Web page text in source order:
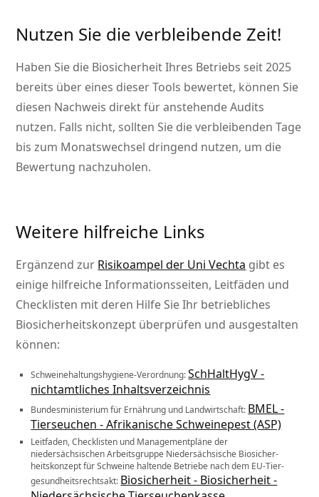
Nutzen Sie die verbleibende Zeit!
Haben Sie die Biosicherheit Ihres Betriebs seit 2025
bereits über eines dieser Tools bewertet, können Sie
diesen Nachweis direkt für anstehende Audits
nutzen. Falls nicht, sollten Sie die verbleibenden Tage
bis zum Monatswechsel dringend nutzen, um die
Bewertung nachzuholen.
Weitere hilfreiche Links
Ergänzend zur Risikoampel der Uni Vechta gibt es
einige hilfreiche Informationsseiten, Leitfäden und
Checklisten mit deren Hilfe Sie Ihr betriebliches
Biosicherheitskonzept überprüfen und ausgestalten
können:
Schweinehaltungshygiene-Verordnung:SchHaltHygV -
nichtamtliches Inhaltsverzeichnis
Bundesministerium für Ernährung und Landwirtschaft: BMEL -
Tierseuchen - Afrikanische Schweinepest (ASP)
Leitfaden, Checklisten und Managementpläne der
niedersächsischen Arbeitsgruppe Niedersächsische Biosicher­
heitskonzept für Schweine hal­tende Betriebe nach dem EU-Tier­
gesundheitsrechtsakt: Biosicherheit - Biosicherheit -